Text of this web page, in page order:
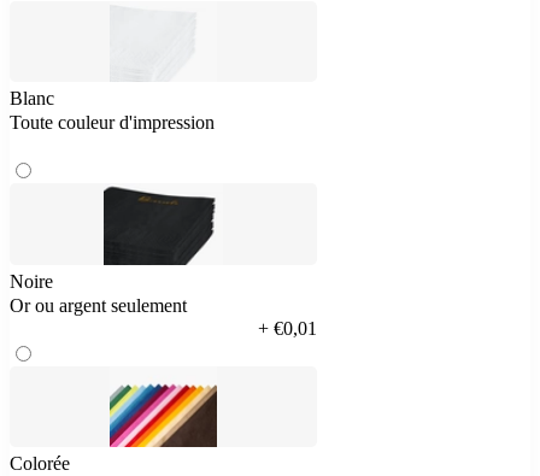
Blanc
Toute couleur d'impression
Noire
Or ou argent seulement
+ €0,01
Colorée